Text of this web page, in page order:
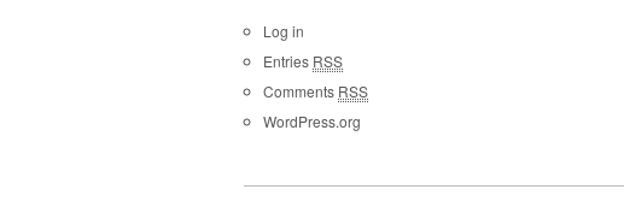
Log in
Entries RSS
Comments RSS
WordPress.org